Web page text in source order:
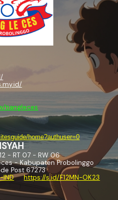
tiangleces
home?authuser=0
- RT 07 - RW 06
- Kabupaten Probolinggo
Post 67273
IND https://s.id/F12MN-OK23